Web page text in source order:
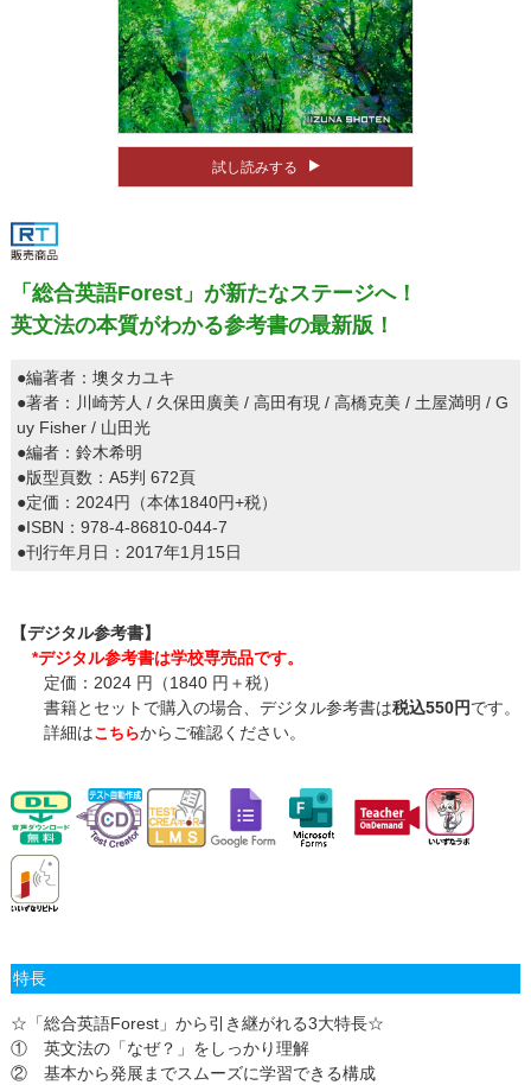
試し読みする
「総合英語Forest」が新たなステージへ！
英文法の本質がわかる参考書の最新版！
●編著者：墺タカユキ
●著者：川崎芳人 / 久保田廣美 / 高田有現 / 高橋克美 / 土屋満明 / G
uy Fisher / 山田光
●編者：鈴木希明
●版型頁数：A5判 672頁
●定価：2024円（本体1840円+税）
●ISBN：978-4-86810-044-7
●刊行年月日：2017年1月15日
【デジタル参考書】
*デジタル参考書は学校専売品です。
定価：2024 円（1840 円＋税）
書籍とセットで購入の場合、デジタル参考書は税込550円です。
詳細はこちらからご確認ください。
特長
☆「総合英語Forest」から引き継がれる3大特長☆
① 英文法の「なぜ？」をしっかり理解
② 基本から発展までスムーズに学習できる構成